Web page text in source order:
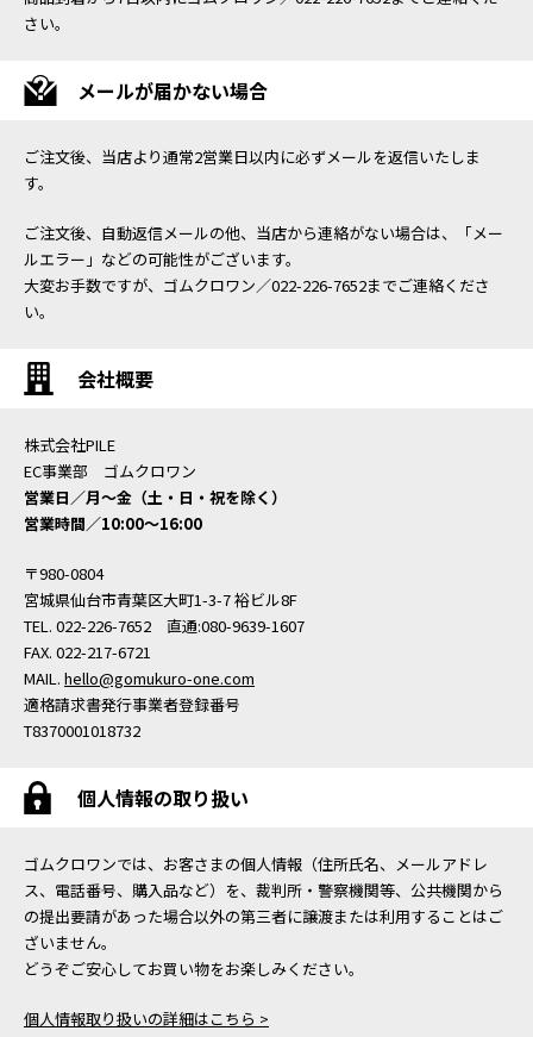
さい。
メールが届かない場合
ご注文後、当店より通常2営業日以内に必ずメールを返信いたしま
す。
ご注文後、自動返信メールの他、当店から連絡がない場合は、「メー
ルエラー」などの可能性がございます。
大変お手数ですが、ゴムクロワン／022-226-7652までご連絡くださ
い。
会社概要
株式会社PILE
EC事業部 ゴムクロワン
営業日／月〜金（土・日・祝を除く）
営業時間／10:00〜16:00
〒980-0804
宮城県仙台市青葉区大町1-3-7 裕ビル8F
TEL. 022-226-7652 直通:080-9639-1607
FAX. 022-217-6721
MAIL. hello@gomukuro-one.com
適格請求書発行事業者登録番号
T8370001018732
個人情報の取り扱い
ゴムクロワンでは、お客さまの個人情報（住所氏名、メールアドレ
ス、電話番号、購入品など）を、裁判所・警察機関等、公共機関から
の提出要請があった場合以外の第三者に譲渡または利用することはご
ざいません。
どうぞご安心してお買い物をお楽しみください。
個人情報取り扱いの詳細はこちら >